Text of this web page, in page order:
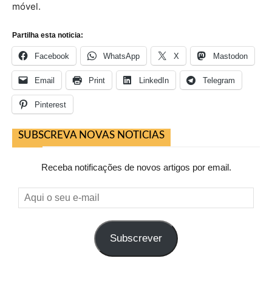
móvel.
Partilha esta noticia:
Facebook WhatsApp X Mastodon
Email Print LinkedIn Telegram
Pinterest
SUBSCREVA NOVAS NOTICIAS
Receba notificações de novos artigos por email.
Aqui
o
Subscrever